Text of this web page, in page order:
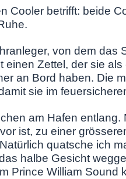
Cooler betrifft: beide
von dem das
Zettel, der sie als
an Bord haben. Die
sie im
am Hafen entlang.
ist, zu einer
quatsche ich
halbe Gesicht
Prince William Sound